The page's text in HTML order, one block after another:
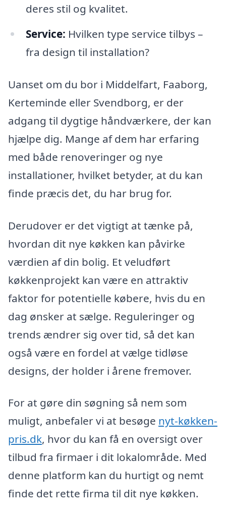
deres stil og kvalitet.
Service: Hvilken type service tilbys –
fra design til installation?
Uanset om du bor i Middelfart, Faaborg,
Kerteminde eller Svendborg, er der
adgang til dygtige håndværkere, der kan
hjælpe dig. Mange af dem har erfaring
med både renoveringer og nye
installationer, hvilket betyder, at du kan
finde præcis det, du har brug for.
Derudover er det vigtigt at tænke på,
hvordan dit nye køkken kan påvirke
værdien af din bolig. Et veludført
køkkenprojekt kan være en attraktiv
faktor for potentielle købere, hvis du en
dag ønsker at sælge. Reguleringer og
trends ændrer sig over tid, så det kan
også være en fordel at vælge tidløse
designs, der holder i årene fremover.
For at gøre din søgning så nem som
muligt, anbefaler vi at besøge nyt-køkken-
pris.dk, hvor du kan få en oversigt over
tilbud fra firmaer i dit lokalområde. Med
denne platform kan du hurtigt og nemt
finde det rette firma til dit nye køkken.